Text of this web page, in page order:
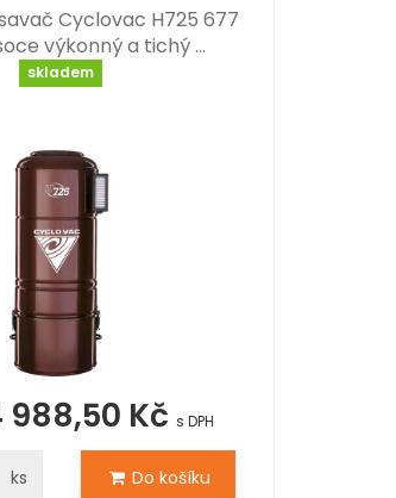
Cyclovac H725 677
výkonný a tichý …
skladem
988,50 Kč s DPH
ks Do košíku